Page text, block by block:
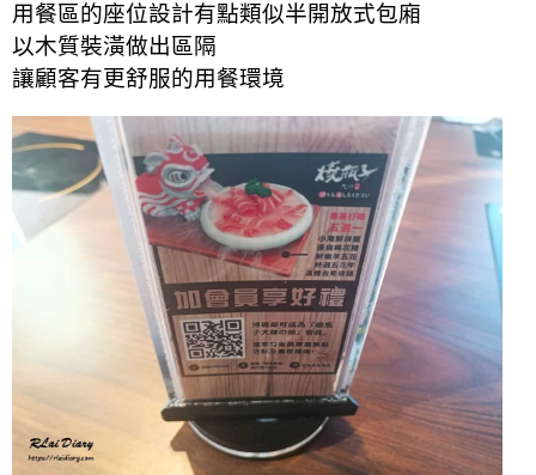
用餐區的座位設計有點類似半開放式包廂
以木質裝潢做出區隔
讓顧客有更舒服的用餐環境